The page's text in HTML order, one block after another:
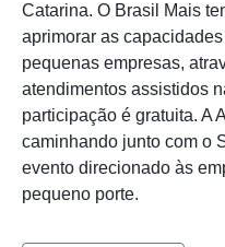
Catarina. O Brasil Mais
aprimorar as
pequenas empresas,
atendimentos assistidos
participação é gratuita. A
caminhando junto com o
evento direcionado às
pequeno porte.